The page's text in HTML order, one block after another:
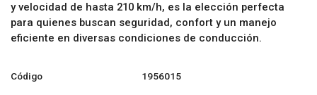
y velocidad de hasta 210 km/h, es la elección perfecta
para quienes buscan seguridad, confort y un manejo
eficiente en diversas condiciones de conducción.
Código 1956015